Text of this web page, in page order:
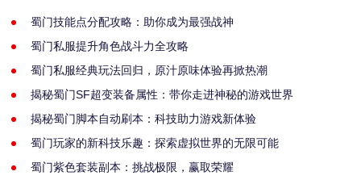
蜀门技能点分配攻略：助你成为最强战神
蜀门私服提升角色战斗力全攻略
蜀门私服经典玩法回归，原汁原味体验再掀热潮
揭秘蜀门SF超变装备属性：带你走进神秘的游戏世界
揭秘蜀门脚本自动刷本：科技助力游戏新体验
蜀门玩家的新科技乐趣：探索虚拟世界的无限可能
蜀门紫色套装副本：挑战极限，赢取荣耀